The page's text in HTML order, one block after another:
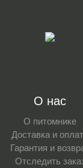
О нас
О питомнике
Доставка и
Гарантия и
Отследить